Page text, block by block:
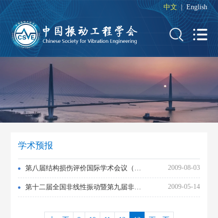
中文|English
学术预报
第八届结构损伤评价国际学术会议（DAMAS’2009）征文通知 2009-08-03
第十二届全国非线性振动暨第九届非线性动力学和运动稳定性学术会议通知 2009-05-14